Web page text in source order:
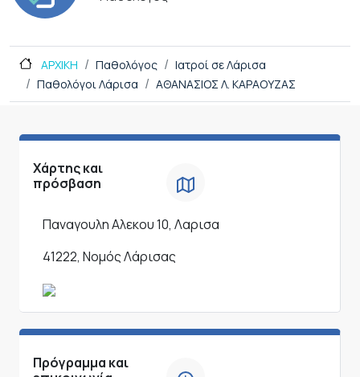
ΑΡΧΙΚΗ Παθολόγος
Ιατροί σε Λάρισα
Παθολόγοι Λάρισα
ΑΘΑΝΑΣΙΟΣ Λ. ΚΑΡΑΟΥΖΑΣ
Χάρτης και
πρόσβαση
Παναγουλη Αλεκου 10, Λαρισα
41222, Νομός Λάρισας
Πρόγραμμα και